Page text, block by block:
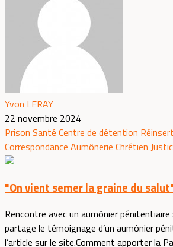
Yvon LERAY
22 novembre 2024
Prison Santé Centre de détention
Correspondance Aumônerie Chrétien
"On vient semer la graine du
Rencontre avec un aumônier
partage le témoignage d’un aumônier
l’article sur le site.Comment apporter la